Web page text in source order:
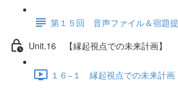
第１５回 音声ファイル＆宿題
Unit.16 【縁起視点での未来計画】
１６−１ 縁起視点での未来計画